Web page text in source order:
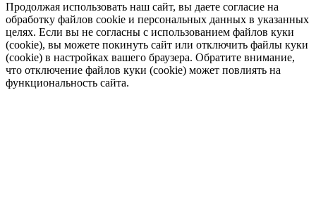
Продолжая использовать наш сайт, вы даете согласие на
обработку файлов cookie и персональных данных в указанных
целях. Если вы не согласны с использованием файлов куки
(cookie), вы можете покинуть сайт или отключить файлы куки
(cookie) в настройках вашего браузера. Обратите внимание,
что отключение файлов куки (cookie) может повлиять на
функциональность сайта.